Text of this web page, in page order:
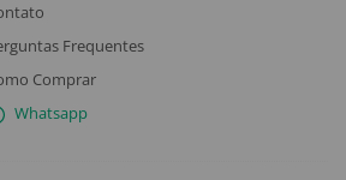
Frequentes
Comprar
Whatsapp